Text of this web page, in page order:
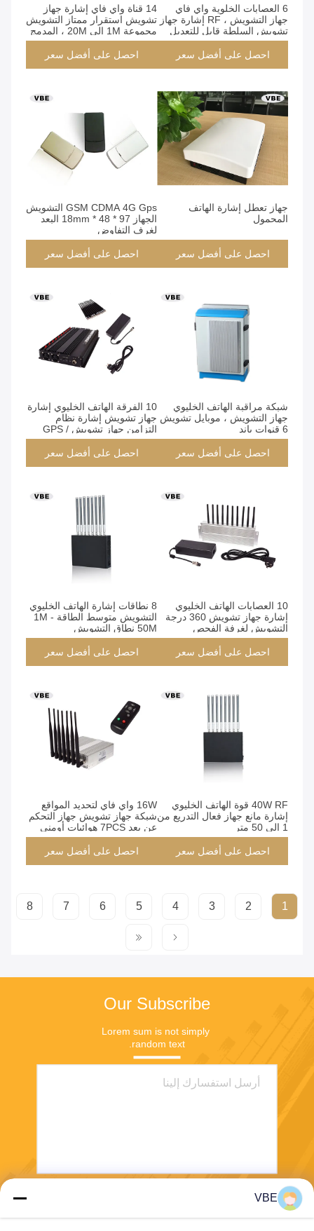
6 العصابات الخلوية واي فاي
جهاز التشويش ، RF إشارة جهاز
تشويش السلطة قابل للتعديل
احصل على أفضل سعر
14 قناة واي فاي إشارة جهاز
تشويش استقرار ممتاز التشويش
مجموعة 1M إلى 20M ، المدمج
في هوائي داخلي إشارة جهاز
تشويشاحصل على أفضل سعر
جهاز تعطل إشارة الهاتف
المحمول
احصل على أفضل سعر
GSM CDMA 4G Gps التشويش
الجهاز 97 * 48 * 18mm البعد
لغرف التفاوض
احصل على أفضل سعر
شبكة مراقبة الهاتف الخليوي
جهاز التشويش ، موبايل تشويش
6 قنوات باند
احصل على أفضل سعر
10 الفرقة الهاتف الخليوي إشارة
جهاز تشويش إشارة نظام
التزامن جهاز تشويش GPS /
WIFI
احصل على أفضل سعر
10 العصابات الهاتف الخليوي
إشارة جهاز تشويش 360 درجة
التشويش لغرفة الفحص
احصل على أفضل سعر
8 نطاقات إشارة الهاتف الخليوي
التشويش متوسط ​​الطاقة 1M -
50M نطاق التشويش
احصل على أفضل سعر
40W RF قوة الهاتف الخليوي
إشارة مانع جهاز فعال التدريع من
1 إلى 50 متر
احصل على أفضل سعر
16W واي فاي لتحديد المواقع
شبكة جهاز تشويش جهاز التحكم
عن بعد 7PCS هوائيات أومني
احصل على أفضل سعر
1
2
3
4
5
6
7
8
Our Subscribe
Lorem sum is not simply
random text.
VBE